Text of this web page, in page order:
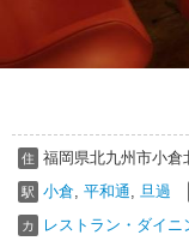
住 福岡県北九州市小倉
駅 小倉 平和通 旦過
カ レストラン・ダイニ